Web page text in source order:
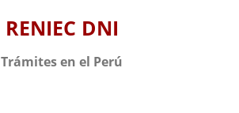
RENIEC DNI
Trámites en el Perú